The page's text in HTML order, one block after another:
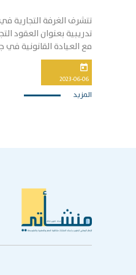
تتشرف الغرفة التجارية
تدريبية بعنوان العقود
مع العيادة القانونية
التدريب أصحاب وصاحبات
ومتناهية الصغر مكان
(قاعة المؤتمرات) في مقر
1:00 ظهراً
today
2023-06-06
المزيد